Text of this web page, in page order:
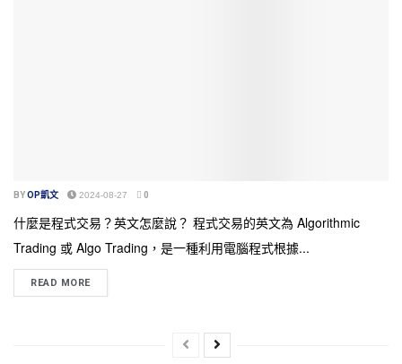
BYOP凱文 2024-08-27 0
什麼是程式交易？英文怎麼說？ 程式交易的英文為 Algorithmic
Trading 或 Algo Trading，是一種利用電腦程式根據...
READ MORE